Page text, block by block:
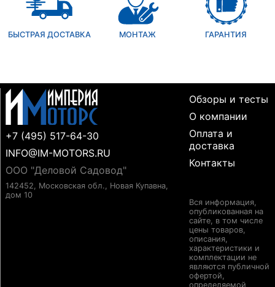
БЫСТРАЯ ДОСТАВКА МОНТАЖ ГАРАНТИЯ
+7 (495) 517-64-30
INFO@IM-MOTORS.RU
ООО "Деловой Садовод"
142452, Московская обл., Новая Купавна,
дом 10
Обзоры и тесты
О компании
Оплата и
доставка
Контакты
Вся информация,
опубликованная на
сайте, в том числе
цены товаров,
описания,
характеристики и
комплектации не
являются публичной
офертой,
определяемой